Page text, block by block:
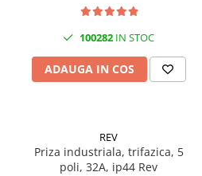
100282 IN STOC
ADAUGA IN COS
REV
Priza industriala, trifazica, 5
poli, 32A, ip44 Rev